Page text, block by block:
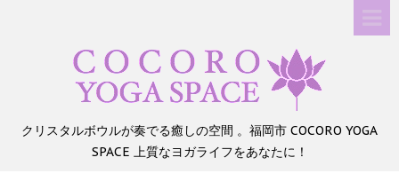
クリスタルボウルが奏でる癒しの空間 。福岡市 COCORO YOGA
SPACE 上質なヨガライフをあなたに！